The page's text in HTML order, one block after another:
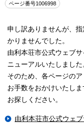
ページ番号1006998
申し訳ありませんが、
かりませんでした。
由利本荘市公式ウェブ
ニューアルいたしました
そのため、各ページのア
お手数をおかけいたし
お探しください。
由利本荘市公式ウェブ